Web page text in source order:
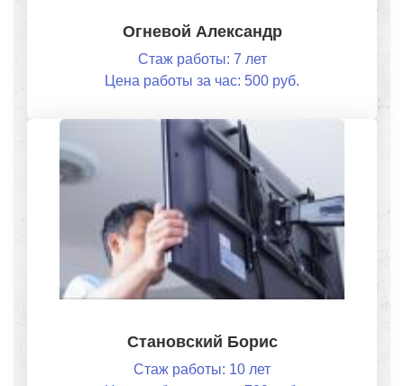
Огневой Александр
Стаж работы: 7 лет
Цена работы за час: 500 руб.
Становский Борис
Стаж работы: 10 лет